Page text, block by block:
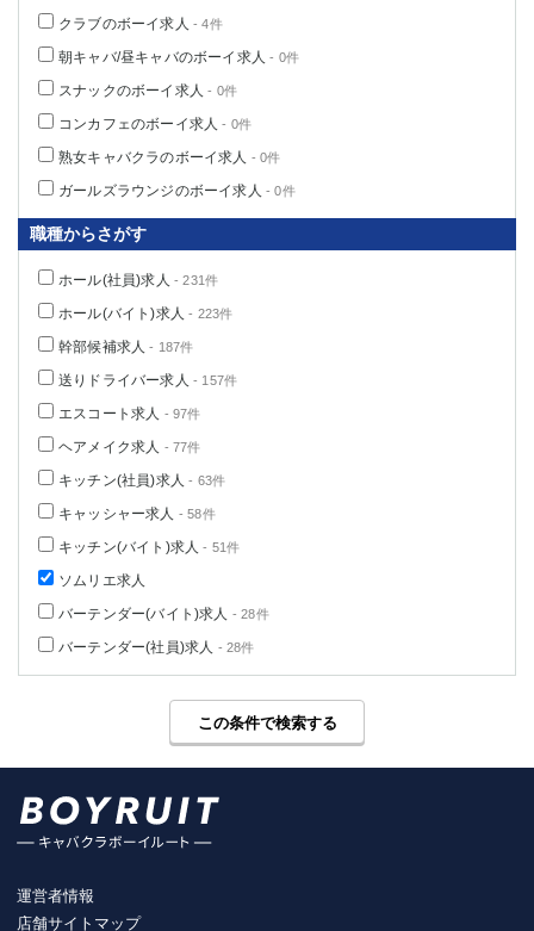
クラブのボーイ求人 - 4件
朝キャバ/昼キャバのボーイ求人 - 0件
スナックのボーイ求人 - 0件
コンカフェのボーイ求人 - 0件
熟女キャバクラのボーイ求人 - 0件
ガールズラウンジのボーイ求人 - 0件
職種からさがす
ホール(社員)求人 - 231件
ホール(バイト)求人 - 223件
幹部候補求人 - 187件
送りドライバー求人 - 157件
エスコート求人 - 97件
ヘアメイク求人 - 77件
キッチン(社員)求人 - 63件
キャッシャー求人 - 58件
キッチン(バイト)求人 - 51件
ソムリエ求人
バーテンダー(バイト)求人 - 28件
バーテンダー(社員)求人 - 28件
この条件で検索する
運営者情報
店舗サイトマップ